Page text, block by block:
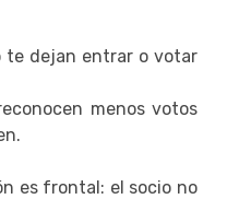
te dejan entrar o votar
menos votos
es frontal: el socio no